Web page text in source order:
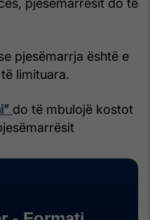
pjesëmarrësit do të
pjesëmarrja është e
limituara.
do të mbulojë kostot